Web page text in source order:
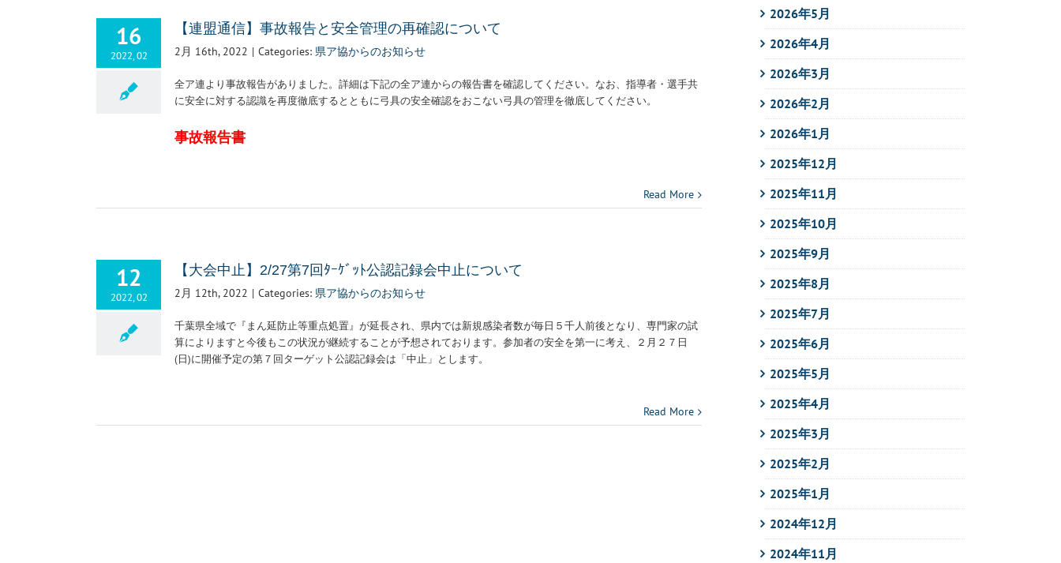
16
2022, 02
【連盟通信】事故報告と安全管理の再確認について
2月 16th, 2022 | Categories: 県ア協からのお知らせ
全ア連より事故報告がありました。詳細は下記の全ア連からの報告書を確認してください。なお、指導者・選手共
に安全に対する認識を再度徹底するとともに弓具の安全確認をおこない弓具の管理を徹底してください。
事故報告書
Read More
12
2022, 02
【大会中止】2/27第7回ﾀｰｹﾞｯﾄ公認記録会中止について
2月 12th, 2022 | Categories: 県ア協からのお知らせ
千葉県全域で『まん延防止等重点処置』が延長され、県内では新規感染者数が毎日５千人前後となり、専門家の試
算によりますと今後もこの状況が継続することが予想されております。参加者の安全を第一に考え、２月２７日
(日)に開催予定の第７回ターゲット公認記録会は「中止」とします。
Read More
2026年5月
2026年4月
2026年3月
2026年2月
2026年1月
2025年12月
2025年11月
2025年10月
2025年9月
2025年8月
2025年7月
2025年6月
2025年5月
2025年4月
2025年3月
2025年2月
2025年1月
2024年12月
2024年11月